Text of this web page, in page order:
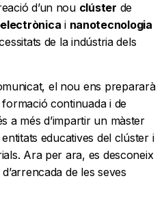
d’un nou clúster de
i nanotecnologia
de la indústria dels
el nou ens prepararà
continuada i de
a més d’impartir un màster
educatives del clúster i
Ara per ara, es desconeix
de les seves